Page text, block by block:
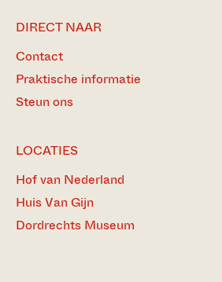
DIRECT NAAR
Contact
Praktische informatie
Steun ons
LOCATIES
Hof van Nederland
Huis Van Gijn
Dordrechts Museum